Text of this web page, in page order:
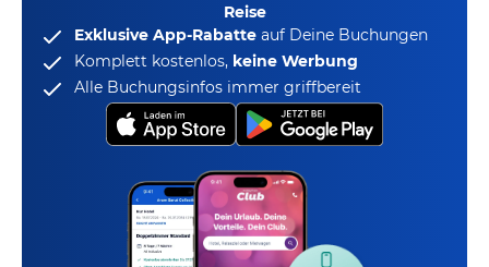
Reise
Exklusive App-Rabatte auf Deine Buchungen
Komplett kostenlos, keine Werbung
Alle Buchungsinfos immer griffbereit